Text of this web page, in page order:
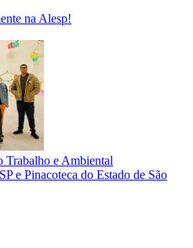
na Alesp!
Trabalho e Ambiental
e Pinacoteca do Estado de São